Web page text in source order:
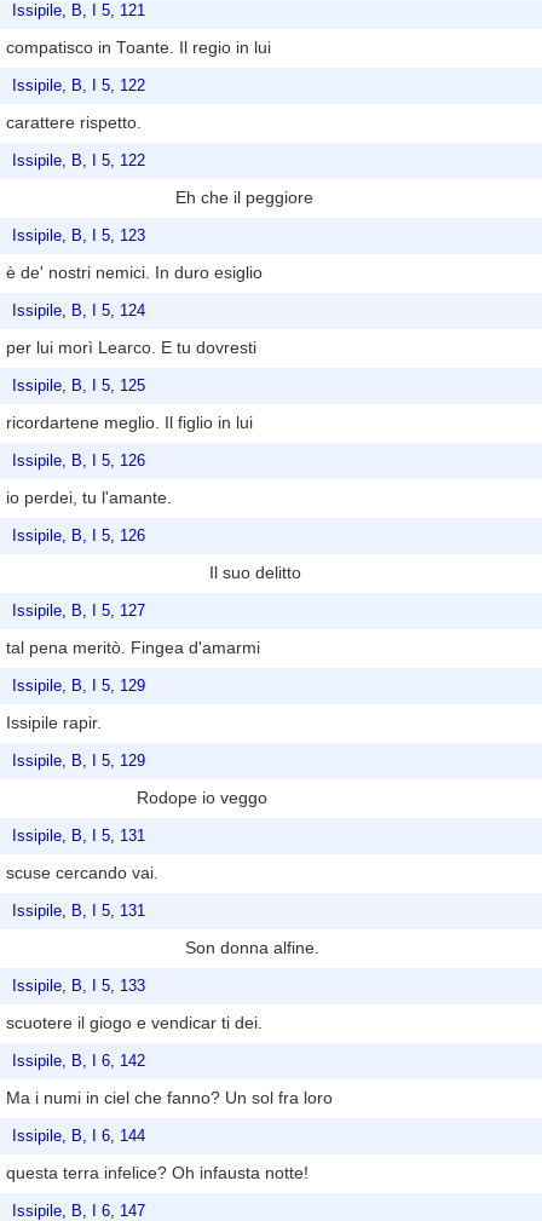
Issipile, B, I 5, 121
compatisco in Toante. Il regio in lui
Issipile, B, I 5, 122
carattere rispetto.
Issipile, B, I 5, 122
Eh che il peggiore
Issipile, B, I 5, 123
è de' nostri nemici. In duro esiglio
Issipile, B, I 5, 124
per lui morì Learco. E tu dovresti
Issipile, B, I 5, 125
ricordartene meglio. Il figlio in lui
Issipile, B, I 5, 126
io perdei, tu l'amante.
Issipile, B, I 5, 126
Il suo delitto
Issipile, B, I 5, 127
tal pena meritò. Fingea d'amarmi
Issipile, B, I 5, 129
Issipile rapir.
Issipile, B, I 5, 129
Rodope io veggo
Issipile, B, I 5, 131
scuse cercando vai.
Issipile, B, I 5, 131
Son donna alfine.
Issipile, B, I 5, 133
scuotere il giogo e vendicar ti dei.
Issipile, B, I 6, 142
Ma i numi in ciel che fanno? Un sol fra loro
Issipile, B, I 6, 144
questa terra infelice? Oh infausta notte!
Issipile, B, I 6, 147